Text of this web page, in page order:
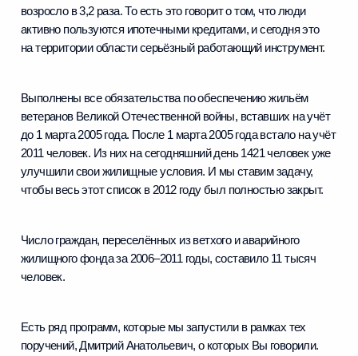
возросло в 3,2 раза. То есть это говорит о том, что люди
активно пользуются ипотечными кредитами, и сегодня это
на территории области серьёзный работающий инструмент.
Выполнены все обязательства по обеспечению жильём
ветеранов Великой Отечественной войны, вставших на учёт
до 1 марта 2005 года. После 1 марта 2005 года встало на учёт
2011 человек. Из них на сегодняшний день 1421 человек уже
улучшили свои жилищные условия. И мы ставим задачу,
чтобы весь этот список в 2012 году был полностью закрыт.
Число граждан, переселённых из ветхого и аварийного
жилищного фонда за 2006–2011 годы, составило 11 тысяч
человек.
Есть ряд программ, которые мы запустили в рамках тех
поручений, Дмитрий Анатольевич, о которых Вы говорили.